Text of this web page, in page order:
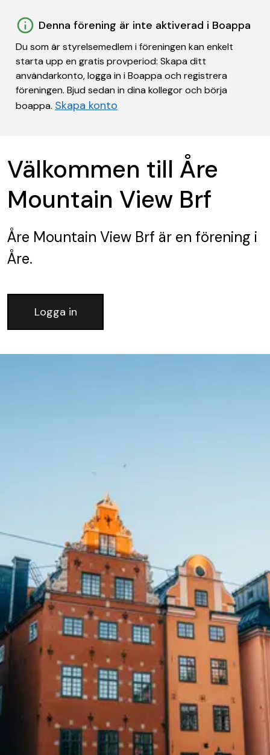
Denna förening är inte aktiverad i Boappa
Du som är styrelsemedlem i föreningen kan enkelt
starta upp en gratis provperiod: Skapa ditt
användarkonto, logga in i Boappa och registrera
föreningen. Bjud sedan in dina kollegor och börja
boappa. Skapa konto
Välkommen till Åre
Mountain View Brf
Åre Mountain View Brf är en förening i
Åre.
Logga in